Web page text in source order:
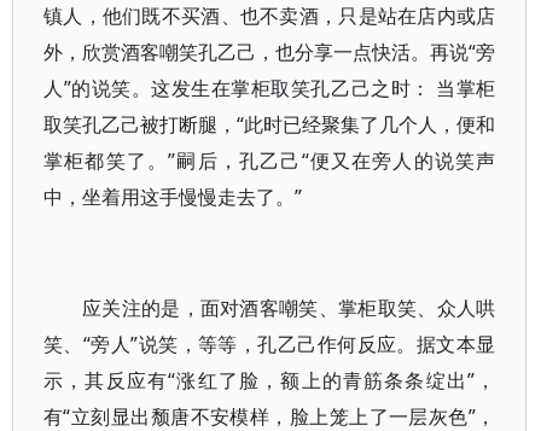
镇人，他们既不买酒、也不卖酒，只是站在店内或店
外，欣赏酒客嘲笑孔乙己，也分享一点快活。再说“旁
人”的说笑。这发生在掌柜取笑孔乙己之时： 当掌柜
取笑孔乙己被打断腿，“此时已经聚集了几个人，便和
掌柜都笑了。”嗣后，孔乙己“便又在旁人的说笑声
中，坐着用这手慢慢走去了。”
应关注的是，面对酒客嘲笑、掌柜取笑、众人哄
笑、“旁人”说笑，等等，孔乙己作何反应。据文本显
示，其反应有“涨红了脸，额上的青筋条条绽出”，
有“立刻显出颓唐不安模样，脸上笼上了一层灰色”，